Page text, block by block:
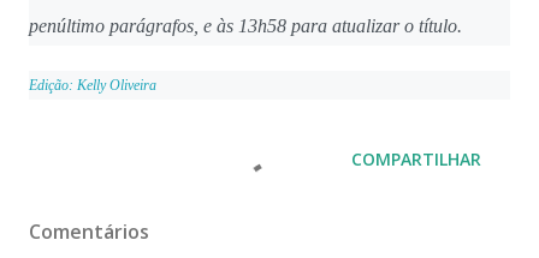
penúltimo parágrafos, e às 13h58 para atualizar o título.
Edição: Kelly Oliveira
COMPARTILHAR
Comentários